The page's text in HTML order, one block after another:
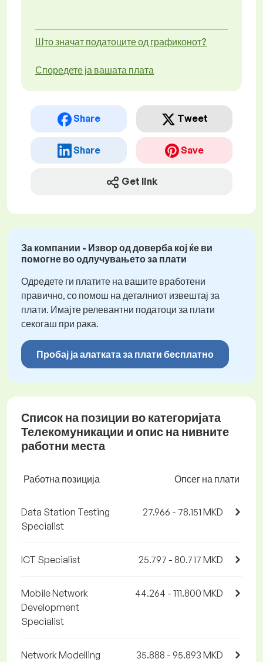
Што значат податоците од графиконот?
Споредете ја вашата плата
Share Tweet
Share Save
Get link
За компании - Извор од доверба кој ќе ви
помогне во одлучувањето за плати
Одредете ги платите на вашите вработени
правично, со помош на деталниот извештај за
плати. Имајте релевантни податоци за плати
секогаш при рака.
Пробај ја алатката за плати бесплатно
Список на позиции во категоријата
Телекомуникации и опис на нивните
работни места
Работна позиција Опсег на плати
Data Station Testing
Specialist
27.966 - 78.151 MKD
ICT Specialist 25.797 - 80.717 MKD
Mobile Network
Development
Specialist
44.264 - 111.800 MKD
Network Modelling
35.888 - 95.893 MKD